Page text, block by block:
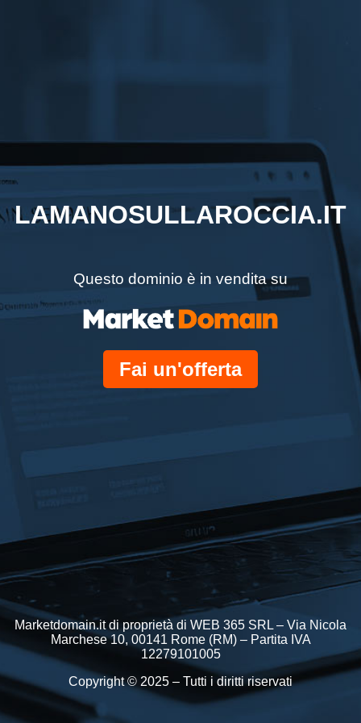
LAMANOSULLAROCCIA.IT
Questo dominio è in vendita su
Fai un'offerta
Marketdomain.it di proprietà di WEB 365 SRL – Via Nicola
Marchese 10, 00141 Rome (RM) – Partita IVA
12279101005
Copyright © 2025 – Tutti i diritti riservati